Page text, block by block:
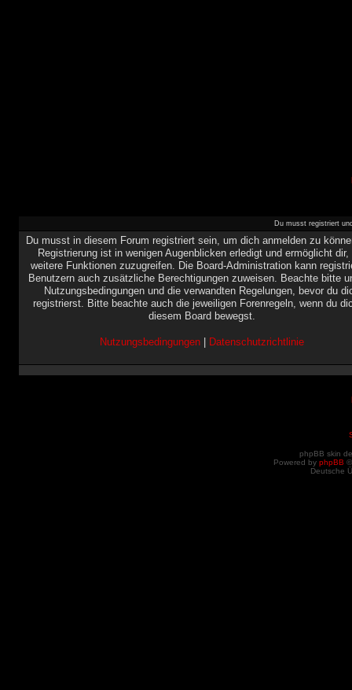
Du musst registriert
Du musst in diesem Forum registriert sein, um dich anmelden zu
Registrierung ist in wenigen Augenblicken erledigt und ermöglicht dir,
weitere Funktionen zuzugreifen. Die Board-Administration kann
Benutzern auch zusätzliche Berechtigungen zuweisen. Beachte bitte
Nutzungsbedingungen und die verwandten Regelungen, bevor du
registrierst. Bitte beachte auch die jeweiligen Forenregeln, wenn du
diesem Board bewegst.
Nutzungsbedingungen| Datenschutzrichtlinie
phpBB skin
Powered by phpBB
Deutsche